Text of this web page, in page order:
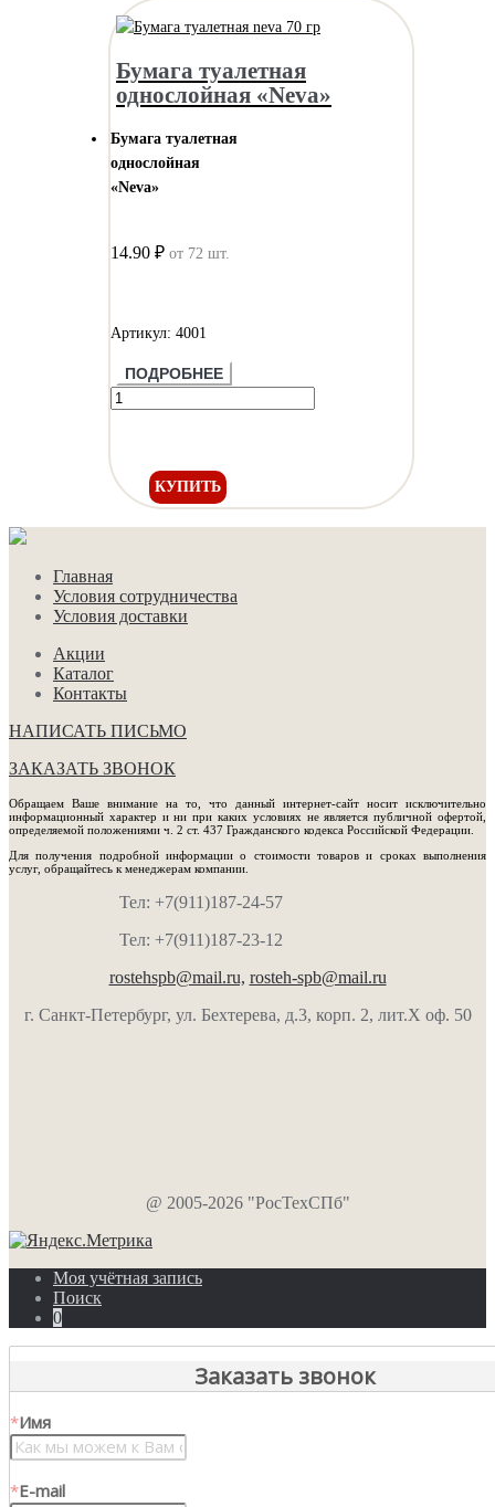
Бумага туалетная
однослойная «Neva»
Бумага туалетная
однослойная
«Neva»
14.90 ₽ от 72 шт.
Артикул: 4001
ПОДРОБНЕЕ
КУПИТЬ
Главная
Условия сотрудничества
Условия доставки
Акции
Каталог
Контакты
НАПИСАТЬ ПИСЬМО
ЗАКАЗАТЬ ЗВОНОК
Обращаем Ваше внимание на то, что данный интернет-сайт носит исключительно
информационный характер и ни при каких условиях не является публичной офертой,
определяемой положениями ч. 2 ст. 437 Гражданского кодекса Российской Федерации.
Для получения подробной информации о стоимости товаров и сроках выполнения
услуг, обращайтесь к менеджерам компании.
Тел: +7(911)187-24-57
Тел: +7(911)187-23-12
rostehspb@mail.ru, rosteh-spb@mail.ru
г. Санкт-Петербург, ул. Бехтерева, д.3, корп. 2, лит.Х оф. 50
@ 2005-2026 "РосТехСПб"
Моя учётная запись
Поиск
0
Заказать звонок
*Имя
*E-mail